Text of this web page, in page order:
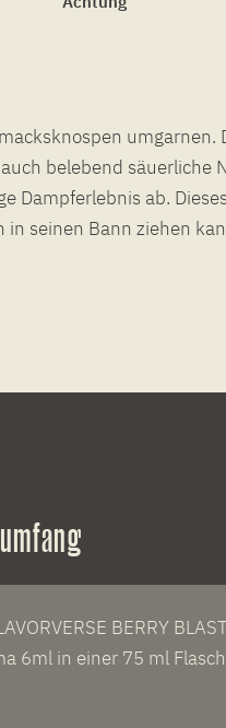
in seinen Bann ziehen
BERRY
6ml in einer 75 ml